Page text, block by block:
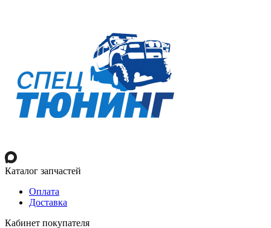
Каталог запчастей
Оплата
Доставка
Кабинет покупателя